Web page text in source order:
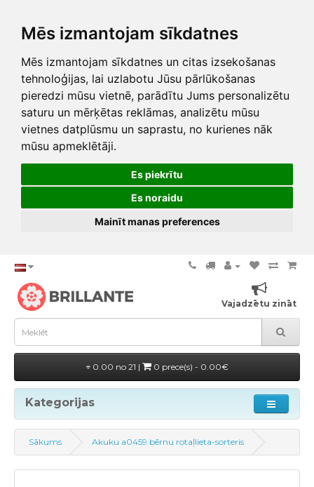
Mēs izmantojam sīkdatnes
Mēs izmantojam sīkdatnes un citas izsekošanas
tehnoloģijas, lai uzlabotu Jūsu pārlūkošanas
pieredzi mūsu vietnē, parādītu Jums personalizētu
saturu un mērķētas reklāmas, analizētu mūsu
vietnes datplūsmu un saprastu, no kurienes nāk
mūsu apmeklētāji.
Es piekrītu
Es noraidu
Mainīt manas preferences
Vajadzētu zināt
0.00 no 21 | 0 prece(s) - 0.00€
Kategorijas
Sākums Akuku a0459 bērnu rotaļlieta-sorteris